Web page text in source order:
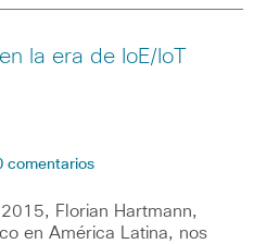
la era de IoE/IoT
comentarios
Florian Hartmann,
en América Latina, nos